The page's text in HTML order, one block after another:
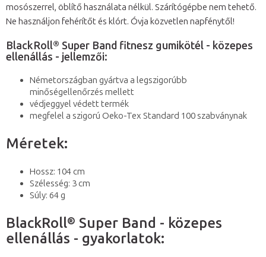
mosószerrel, öblítő használata nélkül. Szárítógépbe nem tehető.
Ne használjon fehérítőt és klórt. Óvja közvetlen napfénytől!
BlackRoll® Super Band fitnesz gumikötél - közepes
ellenállás - jellemzői:
Németországban gyártva a legszigorúbb
minőségellenőrzés mellett
védjeggyel védett termék
megfelel a szigorú Oeko-Tex Standard 100 szabványnak
Méretek:
Hossz: 104 cm
Szélesség: 3 cm
Súly: 64 g
BlackRoll® Super Band - közepes
ellenállás - gyakorlatok: